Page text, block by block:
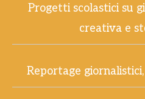
Progetti scolastici su
creativa e
Reportage